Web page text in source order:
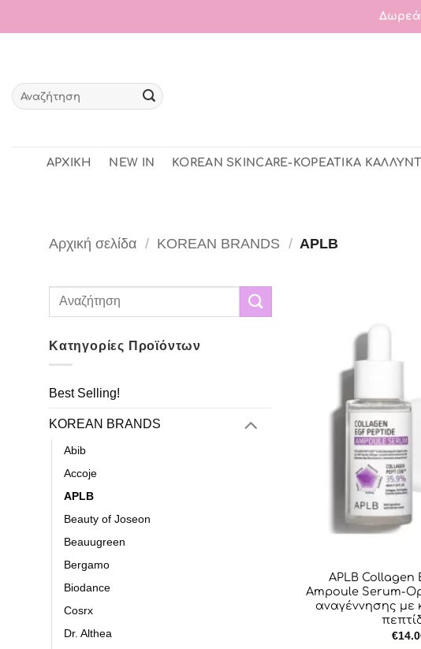
Αναζήτηση
για:
ΑΡΧΙΚΗ NEW IN KOREAN SKINCARE-ΚΟΡΕΑΤΙΚΑ
Αρχική σελίδα / KOREAN BRANDS / APLB
Αναζήτηση
Κατηγορίες Προϊόντων
Best Selling!
KOREAN BRANDS
Abib
Accoje
APLB
Beauty of Joseon
Beauugreen
Bergamo
Biodance
Cosrx
Dr. Althea
APLB Collagen
Ampoule Serum-
αναγέννησης με
€